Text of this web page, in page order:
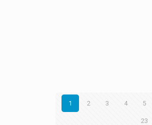
1 2 3 4 5
23